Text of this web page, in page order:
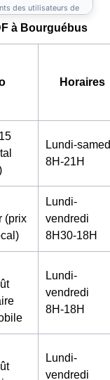
à Bourguébus
Horaires
Lundi-
8H-21H
(prix
Lundi-
vendredi
8H30-18H
Lundi-
vendredi
8H-18H
Lundi-
vendredi